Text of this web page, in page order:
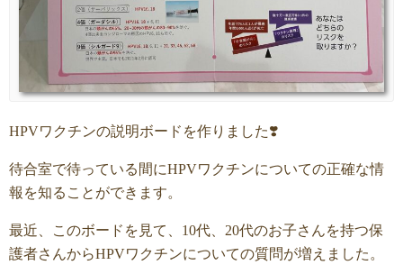
HPVワクチンの説明ボードを作りました❣️
待合室で待っている間にHPVワクチンについての正確な情
報を知ることができます。
最近、このボードを見て、10代、20代のお子さんを持つ保
護者さんからHPVワクチンについての質問が増えました。